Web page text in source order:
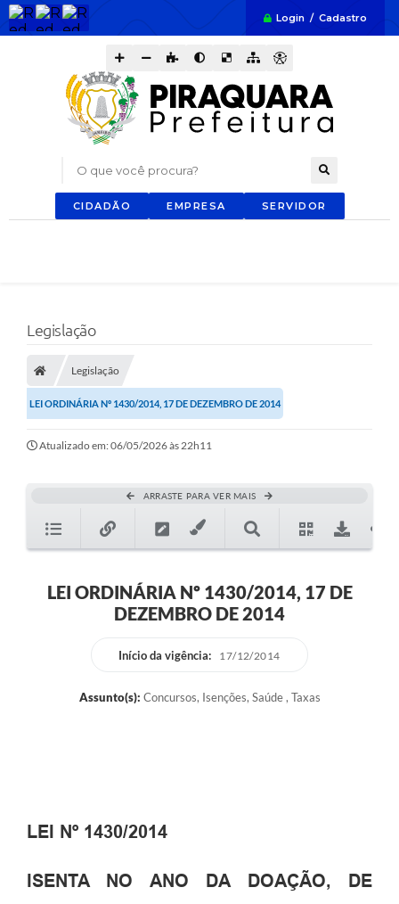
Login / Cadastro
O que você procura?
CIDADÃO EMPRESA SERVIDOR
Legislação
Legislação
LEI ORDINÁRIA Nº 1430/2014, 17 DE DEZEMBRO DE 2014
Atualizado em: 06/05/2026 às 22h11
ARRASTE PARA VER MAIS
LEI ORDINÁRIA Nº 1430/2014, 17 DE
DEZEMBRO DE 2014
Início da vigência: 17/12/2014
Assunto(s): Concursos, Isenções, Saúde , Taxas
LEI Nº 1430/2014
ISENTA NO ANO DA DOAÇÃO, DE